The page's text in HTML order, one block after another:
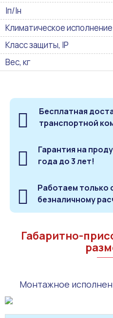
Iп/Iн
Климатическое исполнение
Класс защиты, IP
Вес, кг
Бесплатная
транспортной
Гарантия на
года до 3 лет!
Работаем только
безналичному
Габаритно-
Монтажное